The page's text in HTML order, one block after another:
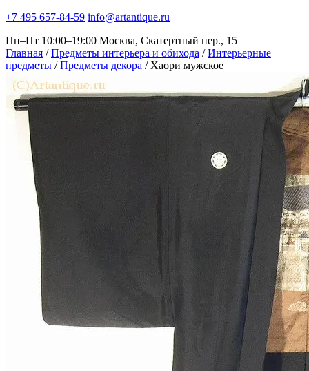
+7 495 657-84-59 info@artantique.ru
Пн–Пт 10:00–19:00 Москва, Скатертный пер., 15
Главная / Предметы интерьера и обихода / Интерьерные
предметы / Предметы декора / Хаори мужское